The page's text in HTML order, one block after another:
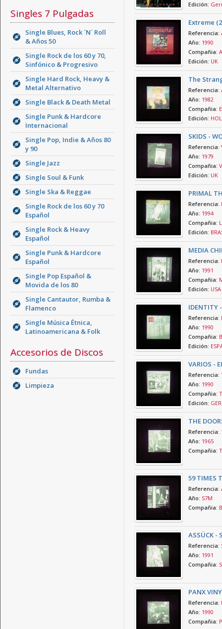
Singles 7 Pulgadas
Single Blues, Rock ´N´ Roll
& Años 50
Single Rock de los 60 y 70,
Sinfónico & Progresivo
Single Hard Rock, Heavy &
Metal Alternativo
Single Black & Death Metal
Single Punk & Hardcore
Internacional
Single Pop, Indie & Años 80
y 90
Single Jazz
Single Soul & Funk
Single Ska & Reggae
Single Rock de los 60 y 70
Español
Single Rock & Heavy
Español
Single Punk & Hardcore
Español
Single Pop Español &
Movida de los 80
Single Cantautor, Rumba &
Flamenco
Single Música Étnica,
Latinoamericana & Folk
Accesorios de Discos
Fundas
Limpieza
Edición:
Extreme
Referencia:
Año: 1990
Compañia:
Edición: UK
The
Referencia:
Año: 1982
Compañia:
Edición:
SKIDS -
Referencia:
Año: 1979
Compañia:
Edición: UK
PRIMAL
Referencia:
Año: 1994
Compañia:
Edición:
MEDIA
Referencia:
Año: 1991
Compañia:
Edición: USA
IDENTITY
Referencia:
Año: 1990
Compañia:
Edición:
VARIOS -
Referencia:
Año: 1990
Compañia:
Edición:
THE
Referencia:
Año: 1965
Compañia:
59 TIMES
Referencia:
Año: S7M
Compañia:
ASSÜCK -
Referencia:
Año: 1991
Compañia:
PANX
Referencia:
Año: 1990
Compañia: